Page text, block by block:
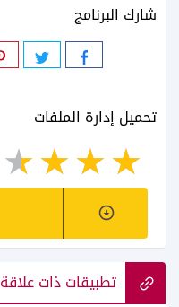
شارك البرنامج
تحميل إدارة الملفات
تطبيقات ذات علاقة